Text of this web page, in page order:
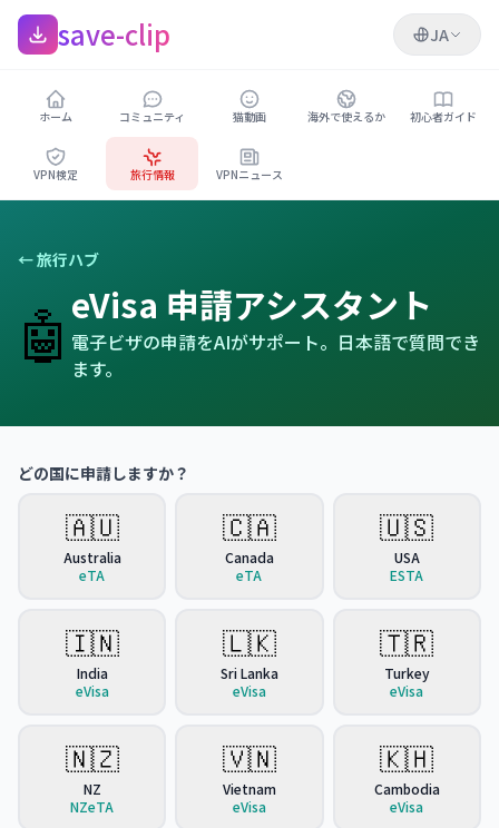
save-clip JA
ホーム コミュニティ 猫動画 海外で使えるか 初心者ガイド
VPN検定 旅行情報 VPNニュース
← 旅行ハブ
🤖 eVisa 申請アシスタント
電子ビザの申請をAIがサポート。日本語で質問でき
ます。
どの国に申請しますか？
🇦🇺
Australia
eTA
🇨🇦
Canada
eTA
🇺🇸
USA
ESTA
🇮🇳
India
eVisa
🇱🇰
Sri Lanka
eVisa
🇹🇷
Turkey
eVisa
🇳🇿
NZ
NZeTA
🇻🇳
Vietnam
eVisa
🇰🇭
Cambodia
eVisa